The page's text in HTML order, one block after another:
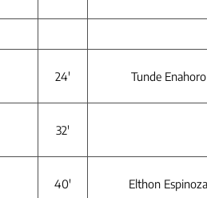
24′ Tunde Enahoro
32′
40′ Elthon